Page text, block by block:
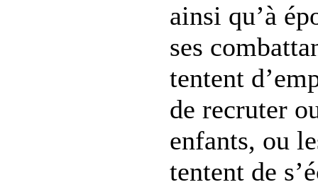
ainsi qu’à
ses
tentent
de recruter
enfants, ou
tentent de